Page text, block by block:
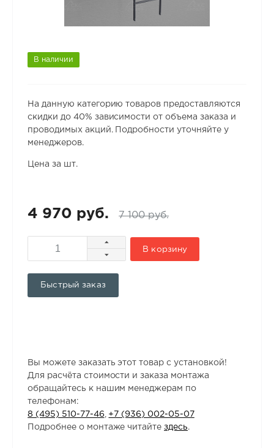
В наличии
На данную категорию товаров предоставляются
скидки до 40% зависимости от объема заказа и
проводимых акций. Подробности уточняйте у
менеджеров.
Цена за шт.
4 970 руб. 7 100 руб.
В корзину
Быстрый заказ
Вы можете заказать этот товар с установкой!
Для расчёта стоимости и заказа монтажа
обращайтесь к нашим менеджерам по
телефонам:
8 (495) 510-77-46
+7 (936) 002-05-07
Подробнее о монтаже читайтездесь.